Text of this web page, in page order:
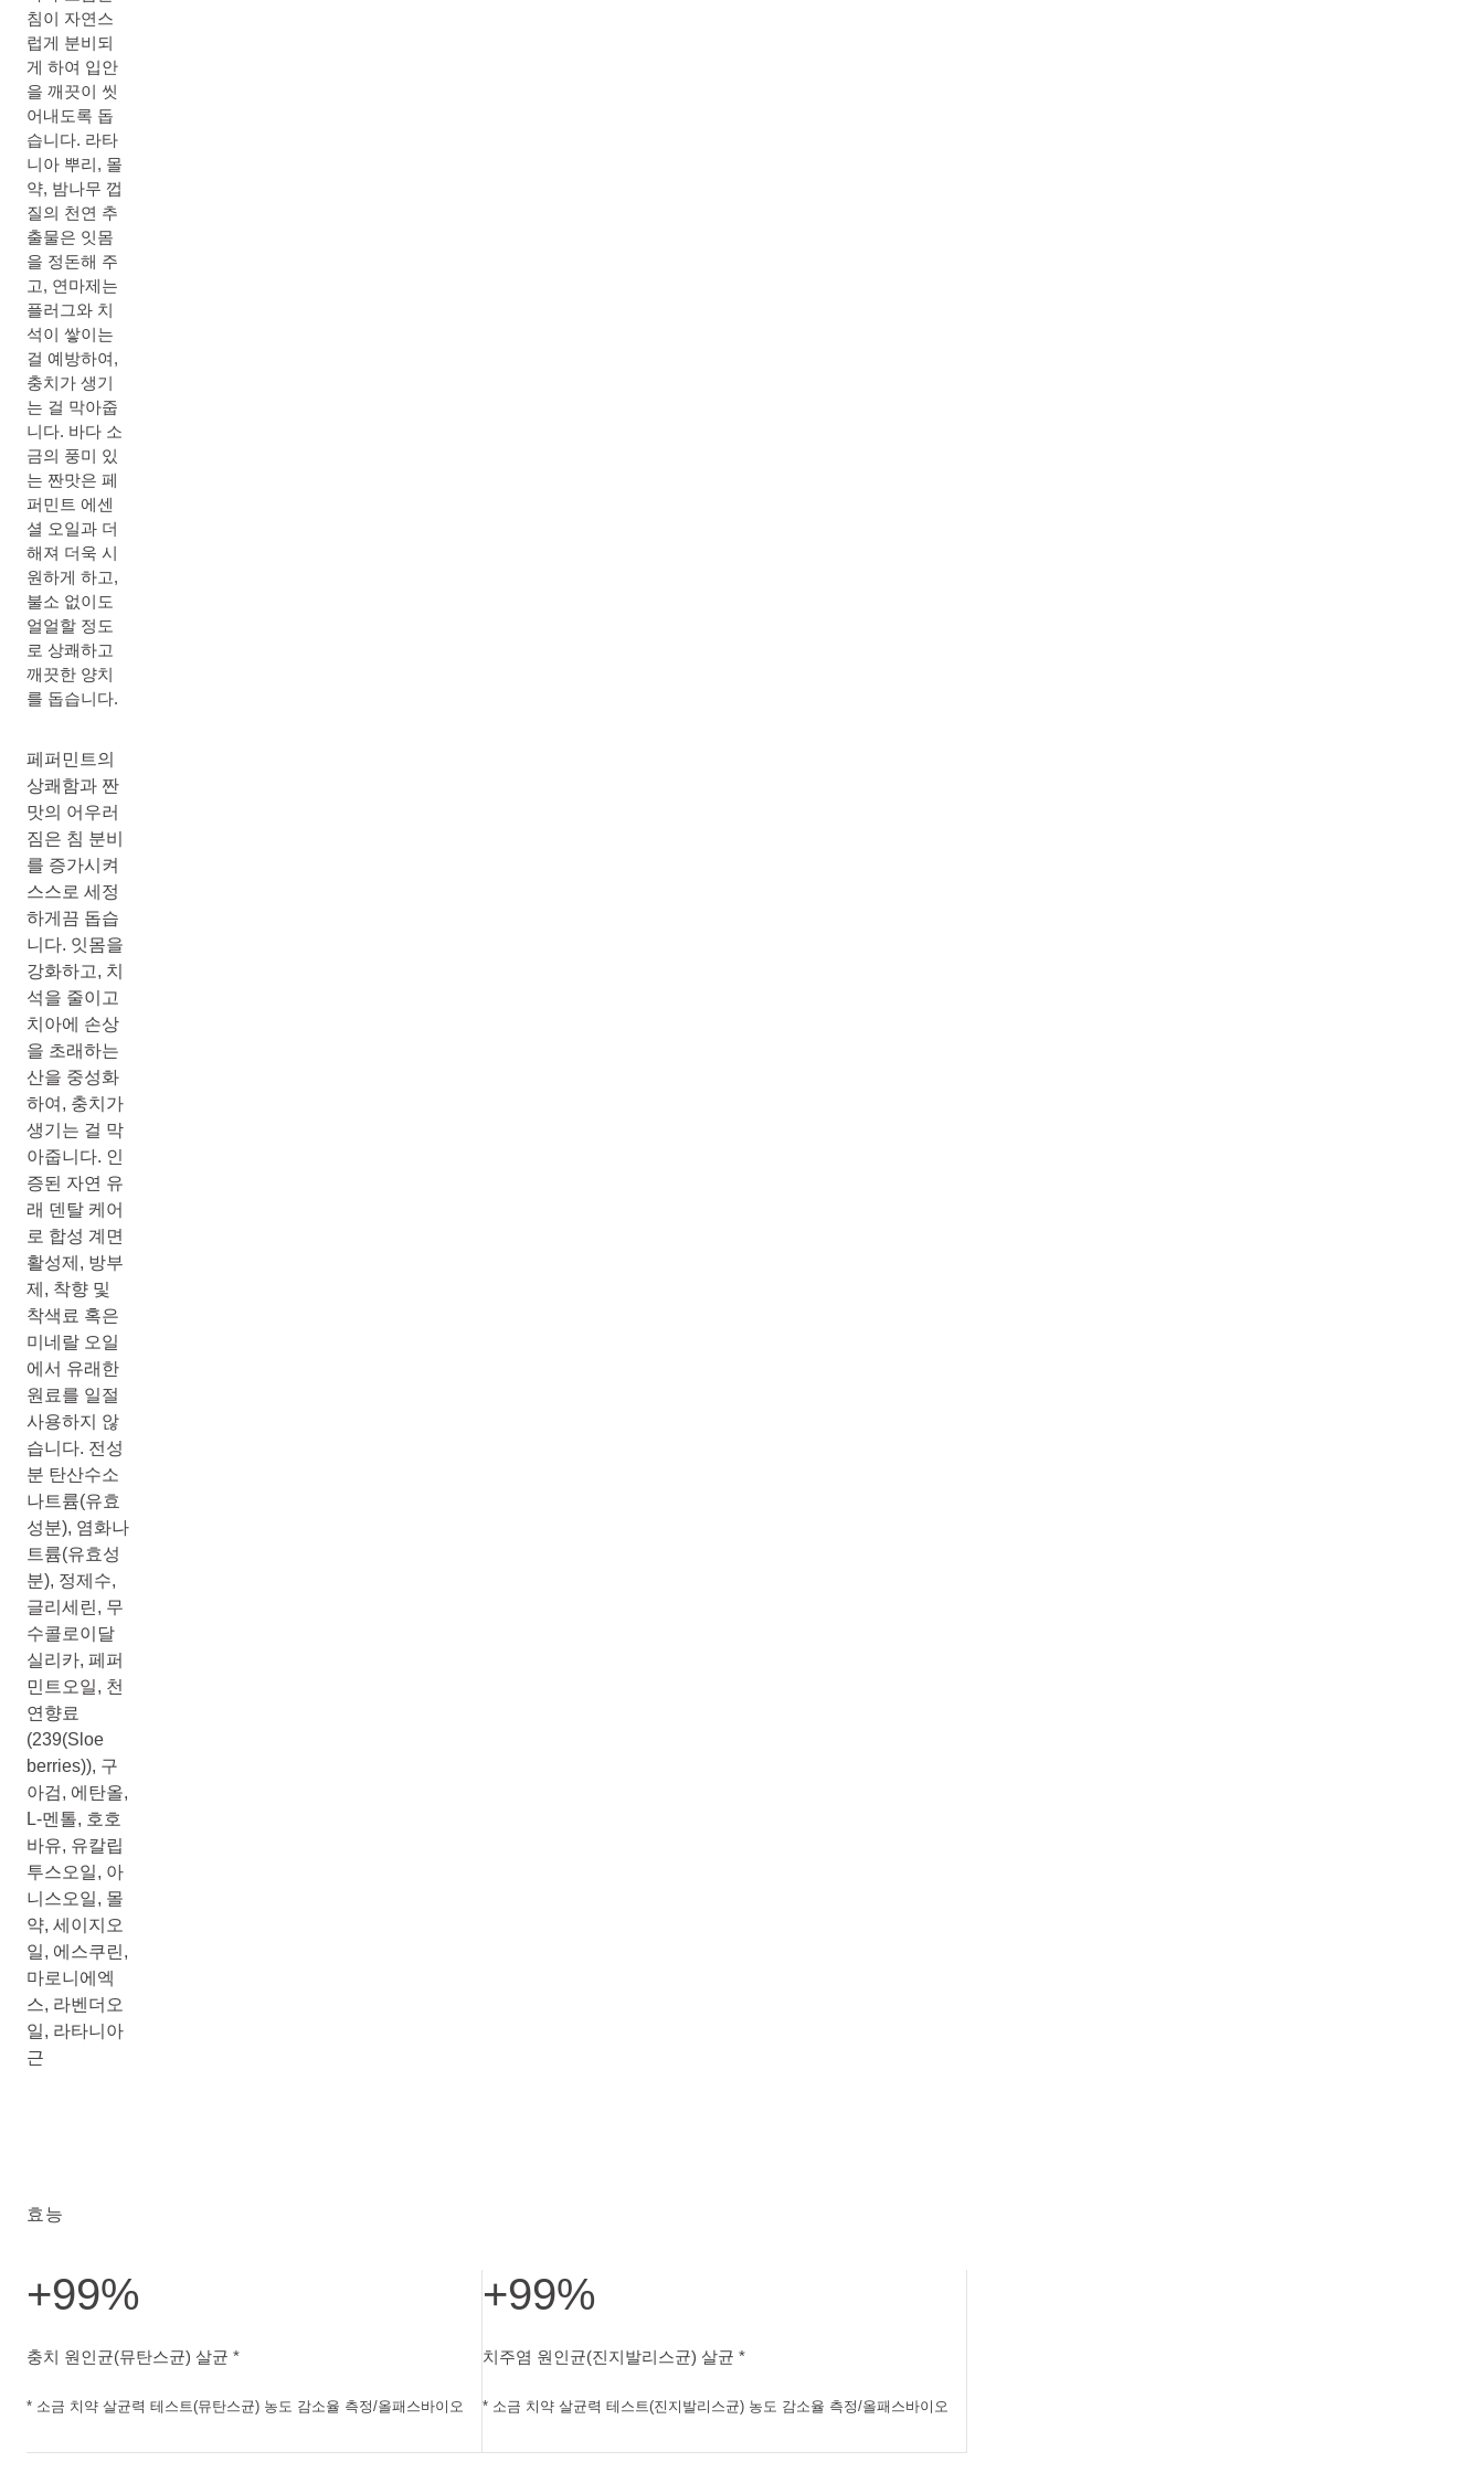
침이 자연스
럽게 분비되
게 하여 입안
을 깨끗이 씻
어내도록 돕
습니다. 라타
니아 뿌리, 몰
약, 밤나무 껍
질의 천연 추
출물은 잇몸
을 정돈해 주
고, 연마제는
플러그와 치
석이 쌓이는
걸 예방하여,
충치가 생기
는 걸 막아줍
니다. 바다 소
금의 풍미 있
는 짠맛은 페
퍼민트 에센
셜 오일과 더
해져 더욱 시
원하게 하고,
불소 없이도
얼얼할 정도
로 상쾌하고
깨끗한 양치
를 돕습니다.
페퍼민트의
상쾌함과 짠
맛의 어우러
짐은 침 분비
를 증가시켜
스스로 세정
하게끔 돕습
니다. 잇몸을
강화하고, 치
석을 줄이고
치아에 손상
을 초래하는
산을 중성화
하여, 충치가
생기는 걸 막
아줍니다. 인
증된 자연 유
래 덴탈 케어
로 합성 계면
활성제, 방부
제, 착향 및
착색료 혹은
미네랄 오일
에서 유래한
원료를 일절
사용하지 않
습니다. 전성
분 탄산수소
나트륨(유효
성분), 염화나
트륨(유효성
분), 정제수,
글리세린, 무
수콜로이달
실리카, 페퍼
민트오일, 천
연향료
(239(Sloe
berries)), 구
아검, 에탄올,
L-멘톨, 호호
바유, 유칼립
투스오일, 아
니스오일, 몰
약, 세이지오
일, 에스쿠린,
마로니에엑
스, 라벤더오
일, 라타니아
근
효능
+99%
충치 원인균(뮤탄스균) 살균 *
* 소금 치약 살균력 테스트(뮤탄스균) 농도 감소율 측정/올패스바이오
+99%
치주염 원인균(진지발리스균) 살균 *
* 소금 치약 살균력 테스트(진지발리스균) 농도 감소율 측정/올패스바이오